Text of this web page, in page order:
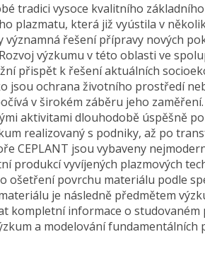
tradici vysoce kvalitního
plazmatu, která již vyústila v
významná řešení přípravy nových
výzkumu v této oblasti ve
přispět k řešení aktuálních
jsou ochrana životního prostředí
v širokém záběru jeho
aktivitami dlouhodobě úspěšně
realizovaný s podniky, až po
CEPLANT jsou vybaveny
produkcí vyvíjených plazmových
ošetření povrchu materiálu podle
je následně předmětem
kompletní informace o studovaném
a modelování fundamentálních